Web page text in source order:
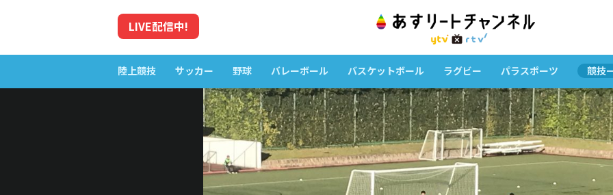
LIVE配信中!
陸上競技 サッカー 野球 バレーボール バスケットボール ラグビー パラスポーツ 競技